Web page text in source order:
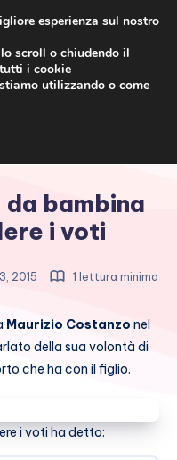
bambina
i voti
2015 1 lettura minima
Maurizio Costanzo nel
della sua volontà di
che ha con il figlio.
i voti ha detto:
esperienza sul nostro
scroll o chiudendo il
i cookie
utilizzando o come